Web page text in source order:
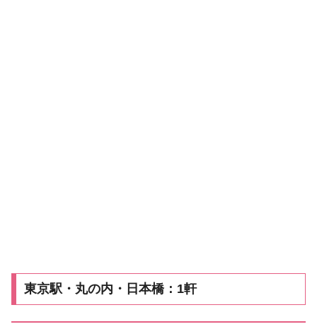
東京駅・丸の内・日本橋：1軒